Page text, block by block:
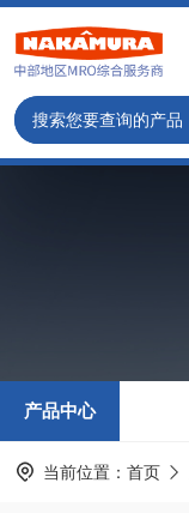
产品中心
当前位置： 首页